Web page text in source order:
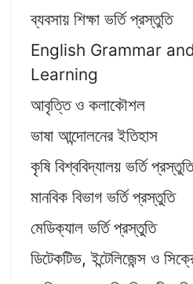
ব্যবসায় শিক্ষা ভর্তি প্রস্তুতি
English Grammar
Learning
আবৃত্তি ও কলাকৌশল
ভাষা আন্দোলনের ইতিহাস
কৃষি বিশ্ববিদ্যালয় ভর্তি প্রস্তুতি
মানবিক বিভাগ ভর্তি প্রস্তুতি
মেডিক্যাল ভর্তি প্রস্তুতি
ডিটেকটিভ, ইন্টেলিজেন্স ও